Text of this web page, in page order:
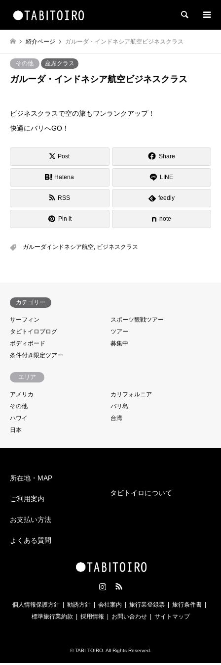
検索
紹介ページ ガルーダ・インドネシア航空ビジネスクラス
その他 座席クラス
ガルーダ・インドネシア航空ビジネスクラス
ビジネスクラスで空の旅もワンランクアップ！
快適にバリへGO！
Post Share
Hatena LINE
RSS feedly
Pin it note
ガルーダインドネシア航空, ビジネスクラス
カテゴリー
サーフィン
スポーツ観戦ツアー
タビトイロブログ
ツアー
ボディボード
募集中
条件付き限定ツアー
エリア
アメリカ
カリフォルニア
その他
バリ島
ハワイ
台湾
日本
所在地・MAP
ご利用案内
お支払い方法
よくある質問
タビトイロについて
個人情報保護方針 勧誘方針 会社案内 旅行業登録票
旅行条件書
標準旅行業約款
採用情報 お問い合わせ サイトマップ
©TABI TOIRO. All Rights Reserved.